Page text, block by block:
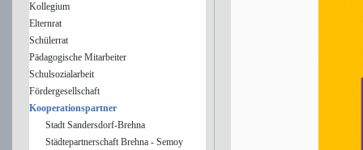
Kollegium
Elternrat
Schülerrat
Pädagogische Mitarbeiter
Schulsozialarbeit
Fördergesellschaft
Kooperationspartner
Stadt Sandersdorf-Brehna
Städtepartnerschaft Brehna - Semoy